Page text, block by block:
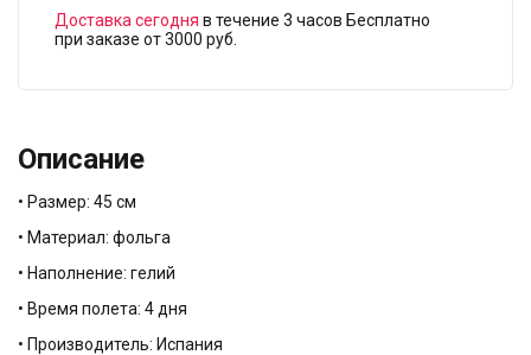
Доставка сегодня в течение 3 часов Бесплатно
при заказе от 3000 руб.
Описание
• Размер: 45 см
• Материал: фольга
• Наполнение: гелий
• Время полета: 4 дня
• Производитель: Испания